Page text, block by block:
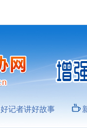
好记者讲好故事